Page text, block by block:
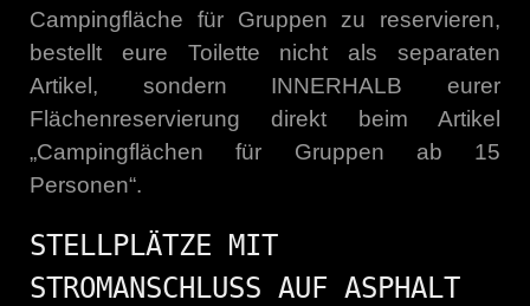
Campingfläche für Gruppen zu reservieren,
bestellt eure Toilette nicht als separaten
Artikel, sondern INNERHALB eurer
Flächenreservierung direkt beim Artikel
„Campingflächen für Gruppen ab 15
Personen“.
STELLPLÄTZE MIT
STROMANSCHLUSS AUF ASPHALT